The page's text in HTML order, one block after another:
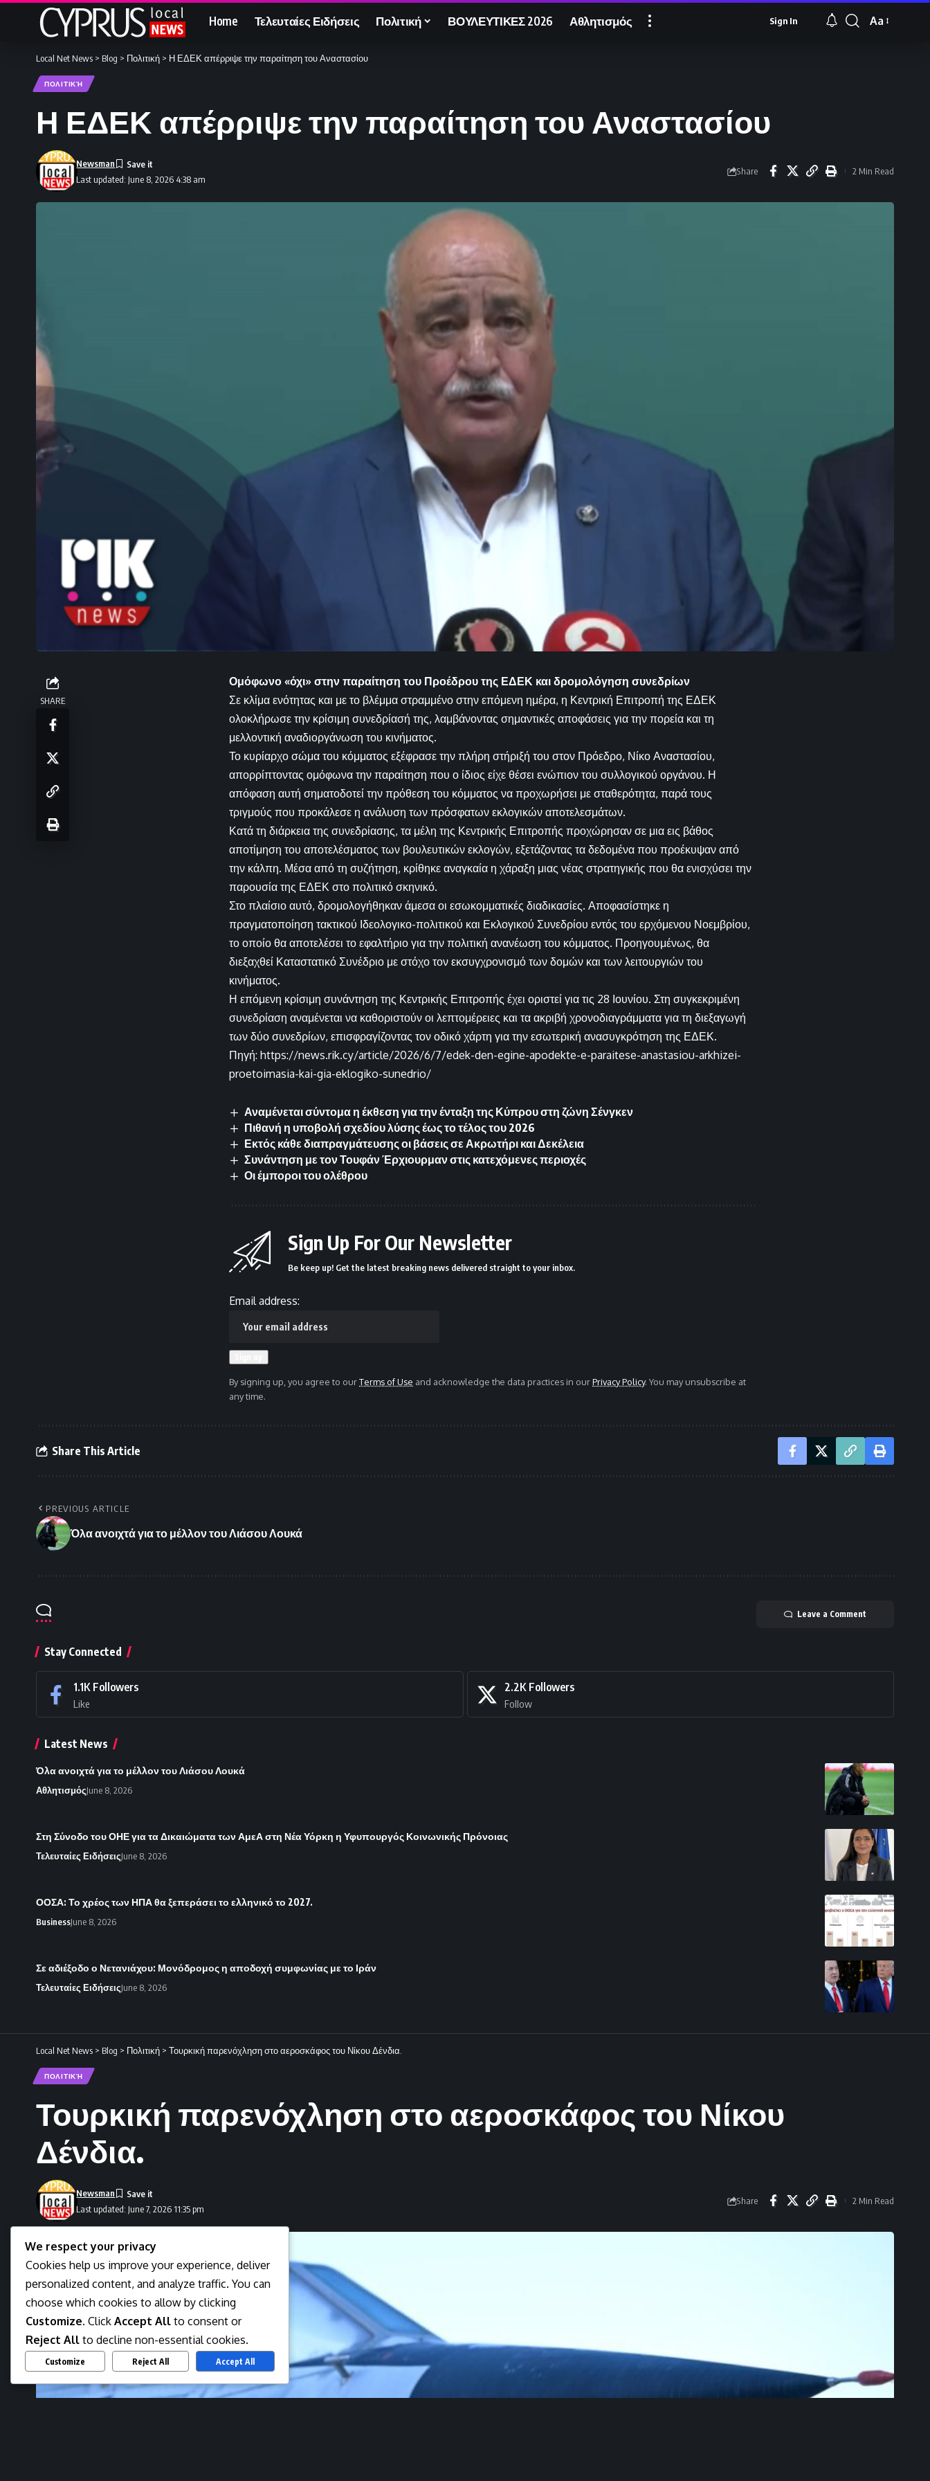
Home Τελευταίες Ειδήσεις Πολιτική ΒΟΥΛΕΥΤΙΚΕΣ 2026 Αθλητισμός Sign In
Font
Aa
Local Net News > Blog > Πολιτική > Η ΕΔΕΚ απέρριψε την παραίτηση του Αναστασίου
ΠΟΛΙΤΙΚΉ
Η ΕΔΕΚ απέρριψε την παραίτηση του Αναστασίου
Last updated: June 8, 2026 4:38 am
Newsman
Share 2 Min Read
SHARE
Ομόφωνο «όχι» στην παραίτηση του Προέδρου της ΕΔΕΚ και δρομολόγηση συνεδρίων
Σε κλίμα ενότητας και με το βλέμμα στραμμένο στην επόμενη ημέρα, η Κεντρική Επιτροπή της ΕΔΕΚ
ολοκλήρωσε την κρίσιμη συνεδρίασή της, λαμβάνοντας σημαντικές αποφάσεις για την πορεία και τη
μελλοντική αναδιοργάνωση του κινήματος.
Το κυρίαρχο σώμα του κόμματος εξέφρασε την πλήρη στήριξή του στον Πρόεδρο, Νίκο Αναστασίου,
απορρίπτοντας ομόφωνα την παραίτηση που ο ίδιος είχε θέσει ενώπιον του συλλογικού οργάνου. Η
απόφαση αυτή σηματοδοτεί την πρόθεση του κόμματος να προχωρήσει με σταθερότητα, παρά τους
τριγμούς που προκάλεσε η ανάλυση των πρόσφατων εκλογικών αποτελεσμάτων.
Κατά τη διάρκεια της συνεδρίασης, τα μέλη της Κεντρικής Επιτροπής προχώρησαν σε μια εις βάθος
αποτίμηση του αποτελέσματος των βουλευτικών εκλογών, εξετάζοντας τα δεδομένα που προέκυψαν από
την κάλπη. Μέσα από τη συζήτηση, κρίθηκε αναγκαία η χάραξη μιας νέας στρατηγικής που θα ενισχύσει την
παρουσία της ΕΔΕΚ στο πολιτικό σκηνικό.
Στο πλαίσιο αυτό, δρομολογήθηκαν άμεσα οι εσωκομματικές διαδικασίες. Αποφασίστηκε η
πραγματοποίηση τακτικού Ιδεολογικο-πολιτικού και Εκλογικού Συνεδρίου εντός του ερχόμενου Νοεμβρίου,
το οποίο θα αποτελέσει το εφαλτήριο για την πολιτική ανανέωση του κόμματος. Προηγουμένως, θα
διεξαχθεί Καταστατικό Συνέδριο με στόχο τον εκσυγχρονισμό των δομών και των λειτουργιών του
κινήματος.
Η επόμενη κρίσιμη συνάντηση της Κεντρικής Επιτροπής έχει οριστεί για τις 28 Ιουνίου. Στη συγκεκριμένη
συνεδρίαση αναμένεται να καθοριστούν οι λεπτομέρειες και τα ακριβή χρονοδιαγράμματα για τη διεξαγωγή
των δύο συνεδρίων, επισφραγίζοντας τον οδικό χάρτη για την εσωτερική ανασυγκρότηση της ΕΔΕΚ.
Πηγή: https://news.rik.cy/article/2026/6/7/edek-den-egine-apodekte-e-paraitese-anastasiou-arkhizei-
proetoimasia-kai-gia-eklogiko-sunedrio/
Αναμένεται σύντομα η έκθεση για την ένταξη της Κύπρου στη ζώνη Σένγκεν
Πιθανή η υποβολή σχεδίου λύσης έως το τέλος του 2026
Εκτός κάθε διαπραγμάτευσης οι βάσεις σε Ακρωτήρι και Δεκέλεια
Συνάντηση με τον Τουφάν Έρχιουρμαν στις κατεχόμενες περιοχές
Οι έμποροι του ολέθρου
Sign Up For Our Newsletter
Be keep up! Get the latest breaking news delivered straight to your inbox.
Email address:
By signing up, you agree to ourTerms of Use and acknowledge the data practices in ourPrivacy Policy. You may unsubscribe at
any time.
Share This Article
PREVIOUS ARTICLE
Όλα ανοιχτά για το μέλλον του Λιάσου Λουκά
Leave a Comment
Stay Connected
1.1K Followers
Like
2.2K Followers
Follow
Latest News
Όλα ανοιχτά για το μέλλον του Λιάσου Λουκά
ΑθλητισμόςJune 8, 2026
Στη Σύνοδο του ΟΗΕ για τα Δικαιώματα των ΑμεΑ στη Νέα Υόρκη η Υφυπουργός Κοινωνικής Πρόνοιας
Τελευταίες ΕιδήσειςJune 8, 2026
ΟΟΣΑ: Το χρέος των ΗΠΑ θα ξεπεράσει το ελληνικό το 2027.
BusinessJune 8, 2026
Σε αδιέξοδο ο Νετανιάχου: Μονόδρομος η αποδοχή συμφωνίας με το Ιράν
Τελευταίες ΕιδήσειςJune 8, 2026
Local Net News > Blog > Πολιτική > Τουρκική παρενόχληση στο αεροσκάφος του Νίκου Δένδια.
ΠΟΛΙΤΙΚΉ
Τουρκική παρενόχληση στο αεροσκάφος του Νίκου
Δένδια.
Last updated: June 7, 2026 11:35 pm
Newsman
Share 2 Min Read
We respect your privacy
Cookies help us improve your experience, deliver
personalized content, and analyze traffic. You can
choose which cookies to allow by clicking
Customize. Click Accept All to consent or
Reject All to decline non-essential cookies.
Customize Reject All Accept All